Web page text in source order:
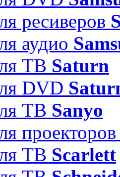
ресиверов
аудио
ТВ Saturn
DVD
ТВ Sanyo
ТВ Scarlett